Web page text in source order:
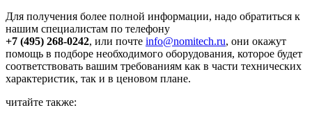
Для получения более полной информации, надо обратиться к
нашим специалистам по телефону
+7 (495) 268-0242, или почте info@nomitech.ru, они окажут
помощь в подборе необходимого оборудования, которое будет
соответствовать вашим требованиям как в части технических
характеристик, так и в ценовом плане.
читайте также: